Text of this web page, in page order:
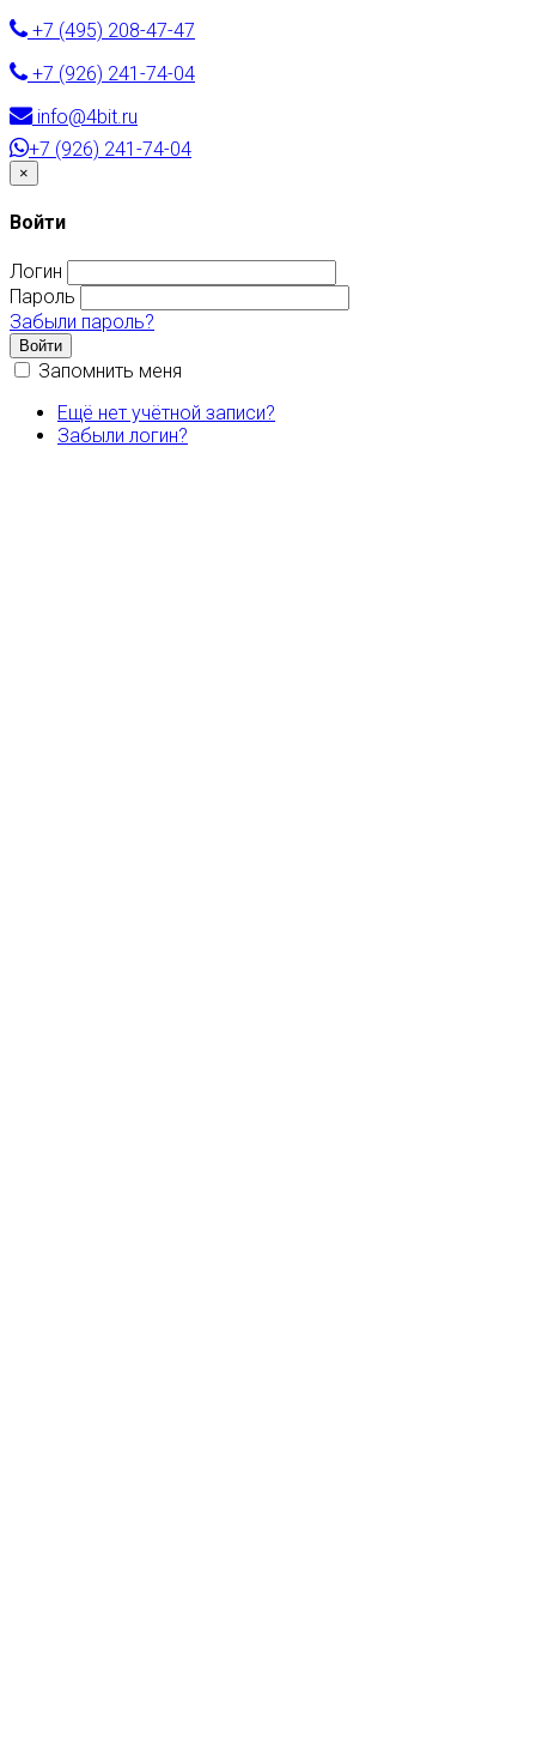
+7 (495) 208-47-47
+7 (926) 241-74-04
info@4bit.ru
+7 (926) 241-74-04
×
Войти
Логин
Пароль
Забыли пароль?
Войти
Запомнить меня
Ещё нет учётной записи?
Забыли логин?